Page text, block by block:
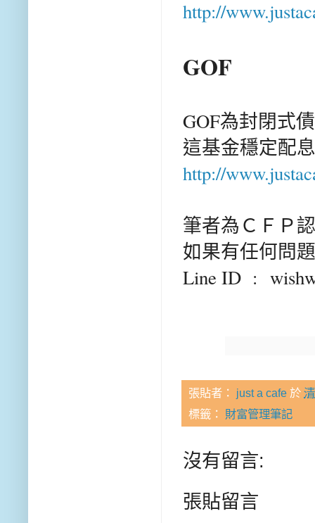
http://
GOF
GOF為封閉式
這基金穩定配
http://
筆者為ＣＦＰ
如果有任何問
Line ID :
張貼者： just a cafe 於
標籤： 財富管理筆記
沒有留言:
張貼留言